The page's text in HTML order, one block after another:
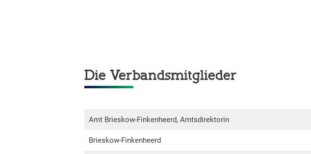
Die Verbandsmitglieder
Amt Brieskow-Finkenheerd, Amtsdirektorin
Brieskow-Finkenheerd